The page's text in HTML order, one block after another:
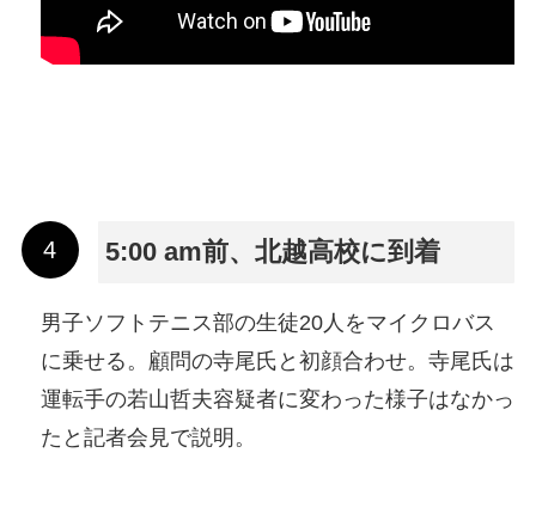
5:00 am前、北越高校に到着
男子ソフトテニス部の生徒20人をマイクロバス
に乗せる。顧問の寺尾氏と初顔合わせ。寺尾氏は
運転手の若山哲夫容疑者に変わった様子はなかっ
たと記者会見で説明。